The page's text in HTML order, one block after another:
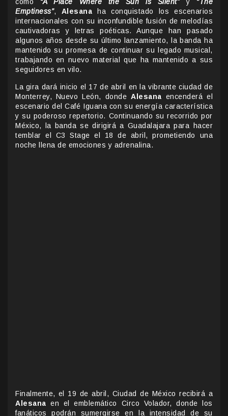
Emptiness”, Alesana ha conquistado los escenarios
internacionales con su inconfundible fusión de melodías
cautivadoras y letras poéticas. Aunque han pasado
algunos años desde su último lanzamiento, la banda ha
mantenido su promesa de continuar su legado musical,
trabajando en nuevo material que ha mantenido a sus
seguidores en vilo.
La gira dará inicio el 17 de abril en la vibrante ciudad de
Monterrey, Nuevo León, dondeAlesana encenderá el
escenario del Café Iguana con su energía característica
y su poderoso repertorio. Continuando su recorrido por
México, la banda se dirigirá a Guadalajara para hacer
temblar el C3 Stage el 18 de abril, prometiendo una
noche llena de emociones y adrenalina.
Finalmente, el 19 de abril, Ciudad de México recibirá a
Alesana en el emblemático Circo Volador, donde los
fanáticos podrán sumergirse en la intensidad de su